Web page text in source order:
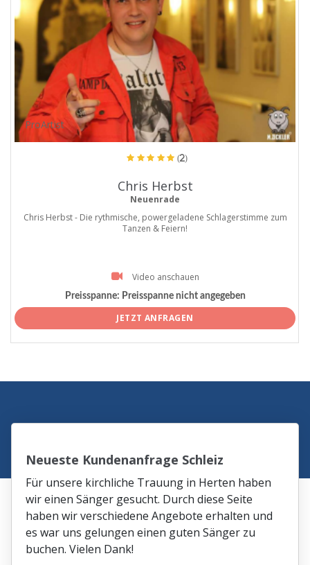
ProArtist
(2)
Chris Herbst
Neuenrade
Chris Herbst - Die rythmische, powergeladene Schlagerstimme zum
Tanzen & Feiern!
Video anschauen
Preisspanne: Preisspanne nicht angegeben
JETZT ANFRAGEN
Neueste Kundenanfrage Schleiz
Für unsere kirchliche Trauung in Herten haben
wir einen Sänger gesucht. Durch diese Seite
haben wir verschiedene Angebote erhalten und
es war uns gelungen einen guten Sänger zu
buchen. Vielen Dank!